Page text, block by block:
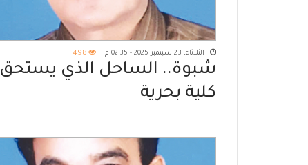
الثلاثاء, 23 سبتمبر 2025 - 02:35 م 498
شبوة.. الساحل الذي يستحق
كلية بحرية